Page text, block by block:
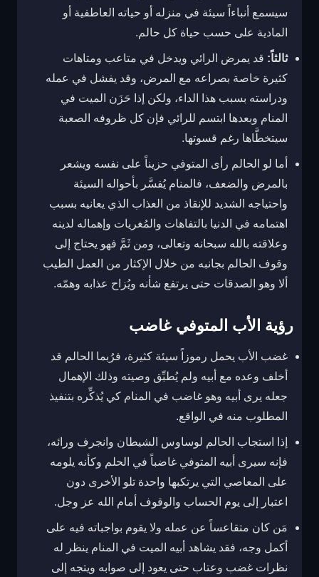
سيسمع أنباءاً سيئة في منزله أو حياته العاطفية أو
المادية على حسب حياة كل حالم.
ثالثاً: قد يمرض الرائي ويدخل في متاعب ومتاهات
كثيرة خاصة بصراعه مع المرض، وقد يفشل في عمله
ودراسته بسبب هذا الداء، ولكن إذا حَزَن الميت في
المنام وبعدها ابتسم للرائي فإن كل ظروفه الصعبة
سيتخطَّاها رغم قسوتها.
أما لو الحالم رأى المتوفي حزيناً على نفسه ويشعر
بالمرض والضعف، فالمنام يُفسَّر بأحواله السيئة
واحتياجه الشديد للإنقاذ من العذاب الذي يعانيه بسبب
اهتمامه في الدنيا بالتفاهات والمُغريات وإهماله لدينه
وعلاقته بالله سبحانه وتعالى، ومن ثَمَّ فهو يحتاج إلى
وقوف الحالم بجانبه من خلال الإكثار من العمل الطيب
ألا وهو الصدقات حتى يرتفع شأنه ويُزاح عذابه وهمّه.
رؤية الأب المتوفي غاضب
غضب الأب يحمل رموزاً سيئة كثيرة، فرُبما الحالم قد
أخلف وعده مع أبيه ولم يُطبِّق وصيته وذلك الإهمال
جعله يرى أبيه وهو غاضب في المنام كي يُذكِّره بتنفيذ
المطلوب منه في الواقع.
إذا استجاب الحالم لوساوس الشيطان وانجرف ورائه،
فإنه سيرى أبيه المتوفي غاضباً في الحلم وكأنه يلومه
على المعاصي التي يرتكبها واحدة تلو الأخرى دون
اعتبار إلى يوم الحساب والوقوف أمام الله عز وجل.
مَن كان متقاعساً عن عمله ولا يقوم بواجباته فيه على
أكمل وجه، فقد يشاهد أبيه الميت في المنام ينظر له
نظرات غضب وعتاب حتى يعود إلى صوابه ويتجه إلى